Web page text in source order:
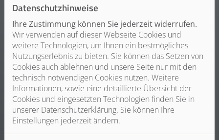
Sanierung? Dann sollten Sie an das
richtige Lüftungskonzept denken.
Weiterlesen
Datenschutzhinweise
Ihre Zustimmung können Sie jederzeit widerrufen.
Wir verwenden auf dieser Webseite Cookies und
weitere Technologien, um Ihnen ein bestmögliches
Nutzungserlebnis zu bieten. Sie können das Setzen von
Cookies auch ablehnen und unsere Seite nur mit den
technisch notwendigen Cookies nutzen. Weitere
Informationen, sowie eine detaillierte Übersicht der
Cookies und eingesetzten Technologien finden Sie in
unserer Datenschutzerklärung. Sie können Ihre
Einstellungen jederzeit ändern.